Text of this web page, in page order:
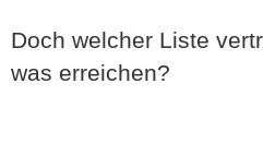
Doch welcher Liste
was erreichen?